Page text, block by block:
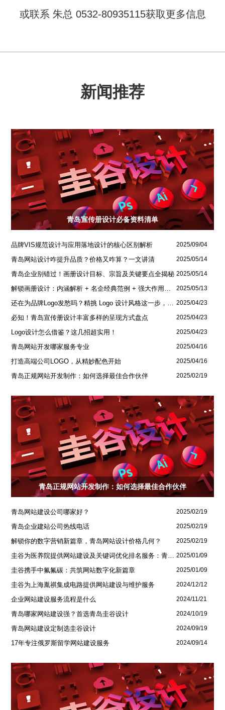
或联系 朱总 0532-80935115获取更多信息
新闻推荐
青岛宣传册设计必备资料清单
品牌VIS规范设计与应用落地设计的核心区别解析 2025/09/04
青岛网站设计咋提升品质？价格又咋算？一文讲清 2025/05/14
青岛企业别错过！画册设计目标、宗旨及关键要点全揭秘 2025/05/14
解锁画册设计：内涵解析 + 名企经典范例 + 强大作用全揭秘 2025/05/13
还在为品牌Logo发愁吗？精挑 Logo 设计风格这一步，轻松铸就独属于你的品牌魅力 2025/04/23
必知！青岛宣传册设计丰富多样的呈现方式盘点 2025/04/23
Logo设计怎么借鉴？这几招超实用！ 2025/04/23
青岛网站开发哪家服务专业 2025/04/16
打造高端公司LOGO，从精妙配色开始 2025/04/16
青岛正规网站开发制作：如何选择最佳合作伙伴 2025/02/19
青岛正规网站开发制作：如何选择最佳合作伙伴
青岛网站建设公司哪家好？ 2025/02/19
青岛企业建站公司热线电话 2025/02/19
解锁你的数字营销新篇章，青岛网站设计价格几何？ 2025/02/19
2025/01/09
圭谷携手中氟氟碳：共筑网站数字化新篇章 2025/01/09
圭谷为上海胤祺集成电路提供网站建设与维护服务 2024/12/12
企业网站建设服务流程是什么 2024/11/21
青岛哪家网站建设强？首选青岛圭谷设计 2024/10/19
青岛网站建设定制选圭谷设计 2024/09/19
17年专注俄罗斯留学网站建设服务 2024/09/14